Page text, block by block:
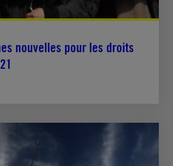
nouvelles pour les droits